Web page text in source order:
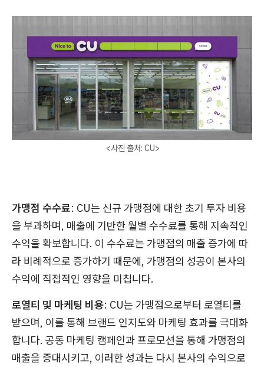
<사진 출처: CU>
가맹점 수수료: CU는 신규 가맹점에 대한 초기 투자 비용
을 부과하며, 매출에 기반한 월별 수수료를 통해 지속적인
수익을 확보합니다. 이 수수료는 가맹점의 매출 증가에 따
라 비례적으로 증가하기 때문에, 가맹점의 성공이 본사의
수익에 직접적인 영향을 미칩니다.
로열티 및 마케팅 비용: CU는 가맹점으로부터 로열티를
받으며, 이를 통해 브랜드 인지도와 마케팅 효과를 극대화
합니다. 공동 마케팅 캠페인과 프로모션을 통해 가맹점의
매출을 증대시키고, 이러한 성과는 다시 본사의 수익으로